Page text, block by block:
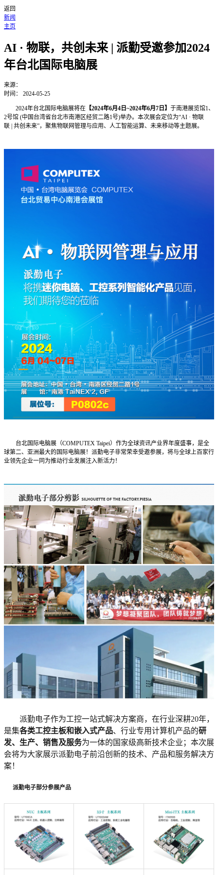
返回
新闻
主页
AI · 物联，共创未来 | 派勤受邀参加2024
年台北国际电脑展
来源：
时间：
2024-05-25
2024年台北国际电脑展将在 【2024年6月4日~2024年6月7日】 于南港展览馆1、
2号馆 (中国台湾省台北市南港区经贸二路1号)举办。本次展会定位为“AI · 物联
联 | 共创未来”，聚焦物联网管理与应用、人工智能运算、未来移动等主题展。
台北国际电脑展（COMPUTEX Taipei）作为全球资讯产业界年度盛事，是全
球第二、亚洲最大的国际电脑展！派勤电子非常荣幸受邀参展，将与全球上百家行
业领先企业一同为推动行业发展注入新活力！
派勤电子作为工控一站式解决方案商，在行业深耕20年，
是集各类工控主板和嵌入式产品、行业专用计算机产品的研
发、生产、销售及服务为一体的国家级高新技术企业；本次展
会将为大家展示派勤电子前沿创新的技术、产品和服务解决方
案！
派勤电子部分参展产品